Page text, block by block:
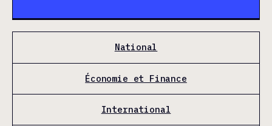
National
Économie et Finance
International